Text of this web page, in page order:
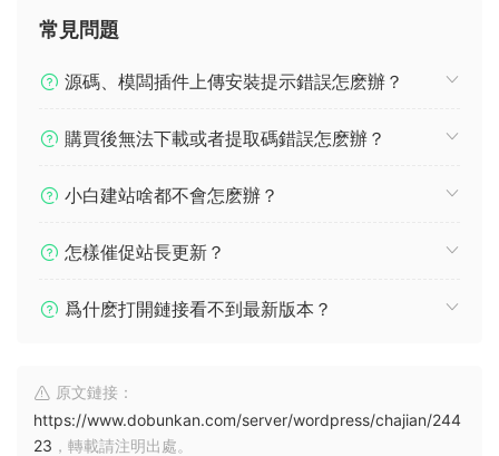
常見問題
源碼、模闆插件上傳安裝提示錯誤怎麽辦？
購買後無法下載或者提取碼錯誤怎麽辦？
小白建站啥都不會怎麽辦？
怎樣催促站長更新？
爲什麽打開鏈接看不到最新版本？
原文鏈接：
https://www.dobunkan.com/server/wordpress/chajian/244
23 ，轉載請注明出處。